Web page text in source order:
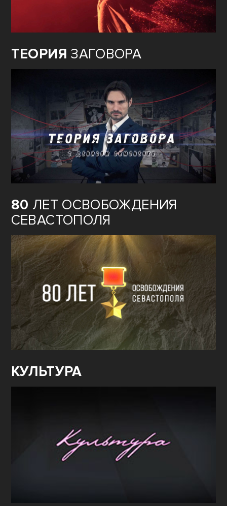
ТЕОРИЯ ЗАГОВОРА
80 ЛЕТ ОСВОБОЖДЕНИЯ
СЕВАСТОПОЛЯ
КУЛЬТУРА